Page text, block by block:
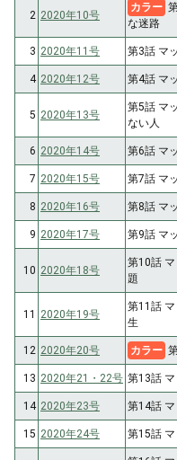
2 2020年10号
カラー
な迷路
3 2020年11号 第3話 マ
4 2020年12号 第4話 マ
5 2020年13号
第5話 マ
ない人
6 2020年14号 第6話 マ
7 2020年15号 第7話 マ
8 2020年16号 第8話 マ
9 2020年17号 第9話 マ
10 2020年18号
第10話
題
11 2020年19号
第11話
生
12 2020年20号 カラー
13 2020年21・22号 第13話
14 2020年23号 第14話
15 2020年24号 第15話